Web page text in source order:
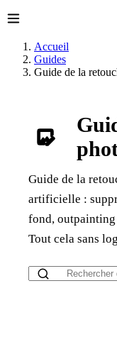
Accueil
Guides
Guide de la
Guide de la
artificielle :
fond,
Tout cela sans